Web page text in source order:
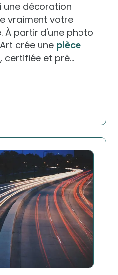
une décoration
vraiment votre
À partir d'une photo
crée une pièce
, certifiée et prê…